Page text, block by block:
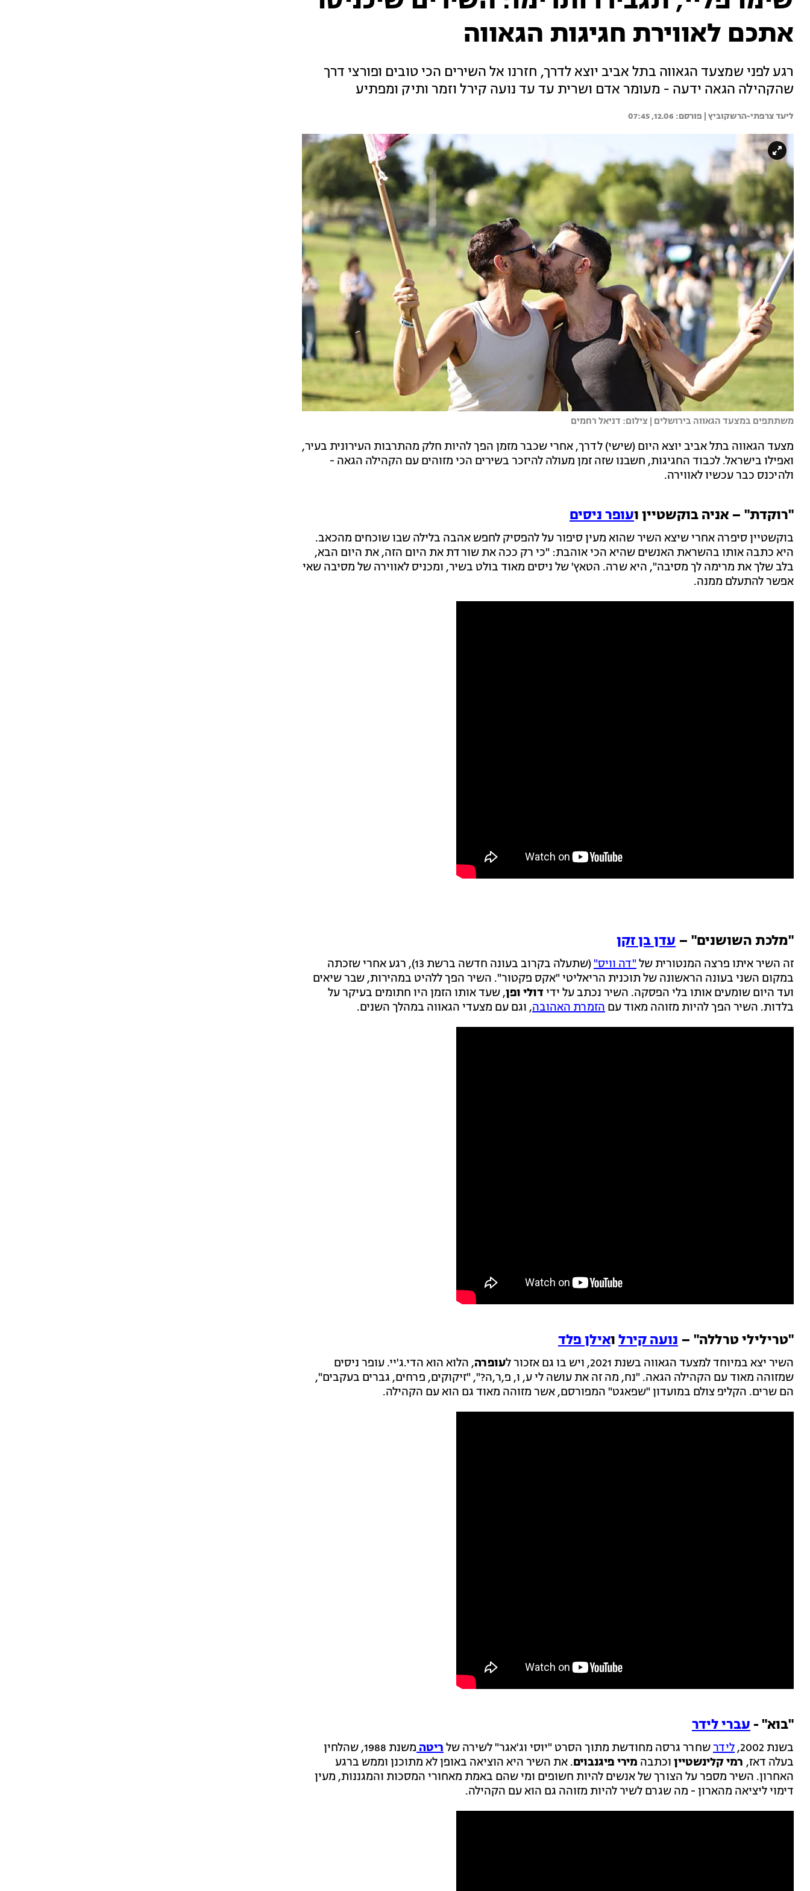
אתכם לאווירת חגיגות הגאווה
רגע לפני שמצעד הגאווה בתל אביב יוצא לדרך, חזרנו אל השירים הכי טובים ופורצי דרך
שהקהילה הגאה ידעה - מעומר אדם ושרית עד עד נועה קירל וזמר ותיק ומפתיע
ליעד צרפתי-הרשקוביץ | 12.06, 07:45
משתתפים במצעד הגאווה בירושלים | צילום: דניאל רחמים
מצעד הגאווה בתל אביב יוצא היום (שישי) לדרך, אחרי שכבר מזמן הפך להיות חלק מהתרבות העירונית בעיר,
ואפילו בישראל. לכבוד החגיגות, חשבנו שזה זמן מעולה להיזכר בשירים הכי מזוהים עם הקהילה הגאה -
ולהיכנס כבר עכשיו לאווירה.
"רוקדת" – אניה בוקשטיין ועופר ניסים
בוקשטיין סיפרה אחרי שיצא השיר שהוא מעין סיפור על להפסיק לחפש אהבה בלילה שבו שוכחים מהכאב.
היא כתבה אותו בהשראת האנשים שהיא הכי אוהבת: "כי רק ככה את שורדת את היום הזה, את היום הבא,
בלב שלך את מרימה לך מסיבה", היא שרה. הטאץ' של ניסים מאוד בולט בשיר, ומכניס לאווירה של מסיבה שאי
אפשר להתעלם ממנה.
"מלכת השושנים" – עדן בן זקן
זה השיר איתו פרצה המנטורית של"דה וויס"
(שתעלה בקרוב בעונה חדשה ברשת 13), רגע אחרי שזכתה
במקום השני בעונה הראשונה של תוכנית הריאליטי "אקס פקטור". השיר הפך ללהיט במהירות, שבר שיאים
ועד היום שומעים אותו בלי הפסקה. השיר נכתב על ידידולי ופן, שעד אותו הזמן היו חתומים בעיקר על
בלדות. השיר הפך להיות מזוהה מאוד עם הזמרת האהובה, וגם עם מצעדי הגאווה במהלך השנים.
"טרילילי טרללה" – נועה קירל ואילן פלד
השיר יצא במיוחד למצעד הגאווה בשנת 2021, ויש בו גם אזכור ל עופרה, הלוא הוא הדי.ג'יי. עופר ניסים
שמזוהה מאוד עם הקהילה הגאה. "נח, מה זה את עושה לי ע, ו, פ,ר,ה?", "זיקוקים, פרחים, גברים בעקבים",
הם שרים. הקליפ צולם במועדון "שפאגט" המפורסם, אשר מזוהה מאוד גם הוא עם הקהילה.
"בוא" - עברי לידר
בשנת 2002, לידרשחרר גרסה מחודשת מתוך הסרט "יוסי וג'אגר" לשירה שלריטה
משנת 1988, שהלחין
בעלה דאז, רמי קלינשטיין וכתבה מירי פיגנבוים. את השיר היא הוציאה באופן לא מתוכנן וממש ברגע
האחרון. השיר מספר על הצורך של אנשים להיות חשופים ומי שהם באמת מאחורי המסכות והמגננות, מעין
דימוי ליציאה מהארון - מה שגרם לשיר להיות מזוהה גם הוא עם הקהילה.